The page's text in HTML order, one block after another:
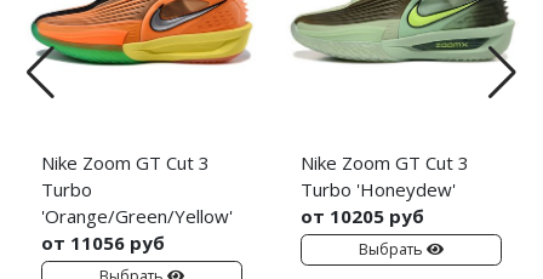
Nike Zoom GT Cut 3
Turbo
'Orange/Green/Yellow'
от 11056 руб
Nike Zoom GT Cut 3
Turbo 'Honeydew'
от 10205 руб
Выбрать